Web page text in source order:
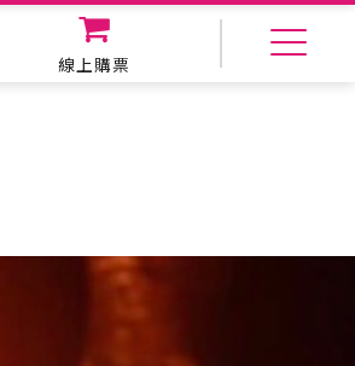
線上購票